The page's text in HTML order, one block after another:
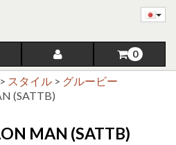
0
> スタイル > グルービー
(SATTB)
MAN (SATTB)